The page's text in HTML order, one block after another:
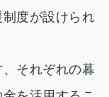
度が設けられ
それぞれの暮